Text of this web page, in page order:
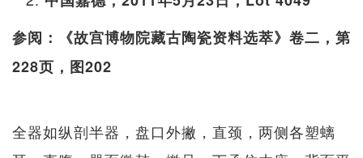
参阅：《故宫博物院藏古陶瓷资料选萃》卷二，第
228页，图202
全器如纵剖半器，盘口外撇，直颈，两侧各塑螭